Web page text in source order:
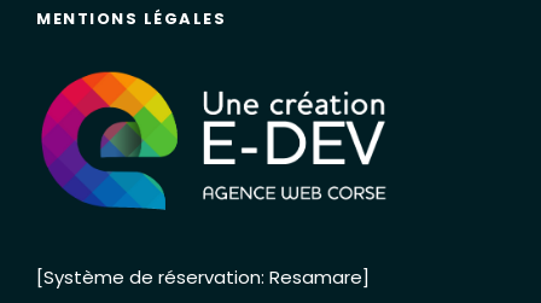
MENTIONS LÉGALES
[Système de réservation: Resamare]